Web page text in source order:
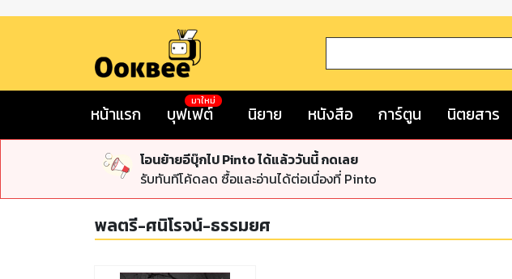
หน้าแรก บุฟเฟต์
มาใหม่
นิยาย หนังสือ การ์ตูน นิตยสาร
โอนย้ายอีบุ๊กไป Pinto ได้แล้ววันนี้ กดเลย
รับทันทีโค้ดลด ซื้อและอ่านได้ต่อเนื่องที่ Pinto
พลตรี-ศนิโรจน์-ธรรมยศ